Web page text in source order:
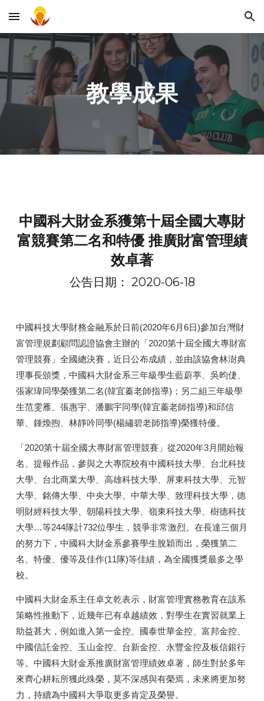
Skip to main content Skip to navigation
教學成果
中國科大財金系獲第十屆全國大專財
富競賽第二名和特優 推廣財富管理績
效卓著
公告日期： 2020-06-18
中國科技大學財務金融系於日前(2020年6月6日)參加台灣財
富管理規劃顧問認證協會主辦的「2020第十屆全國大專財富
管理競賽」全國總決賽，近日公布成績，並由該協會林澍典
理事長頒獎，中國科大財金系三年級學生藍蔚葶、吳昀倢、
張家瑋同學榮獲第二名(韓宜蓁老師指導)；另二組三年級學
生范雯雁、張惠宇、潘鵬宇同學(韓宜蓁老師指導)和邱信
華、鍾煥煦、林靜吟同學(楊繡碧老師指導)榮獲特優。
「2020第十屆全國大專財富管理競賽」從2020年3月開始報
名、提報作品，參與之大專院校有中國科技大學、台北科技
大學、台北商業大學、高雄科技大學、屏東科技大學、元智
大學、銘傳大學、中央大學、中華大學、致理科技大學，德
明財經科技大學、朝陽科技大學、嶺東科技大學、樹德科技
大學…等244隊計732位學生，競爭非常激烈。在長達三個月
的努力下，中國科大財金系參賽學生脫穎而出，榮獲第二
名、特優、優等及佳作(11隊)等佳績，為全國獲獎最多之學
校。
中國科大財金系主任卓文乾表示，財富管理實務教育在該系
策略性推動下，近幾年已有卓越績效，對學生在實習就業上
助益甚大，例如進入第一金控、國泰世華金控、富邦金控、
中國信託金控、玉山金控、台新金控、永豐金控及板信銀行
等。中國科大財金系推廣財富管理績效卓著，師生對於多年
來齊心耕耘所獲此殊榮，莫不深感與有榮焉，未來將更加努
力，持續為中國科大爭取更多肯定及榮譽。